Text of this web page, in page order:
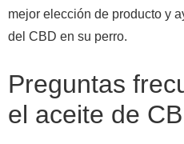
mejor elección de producto y
del CBD en su perro.
Preguntas
el aceite de